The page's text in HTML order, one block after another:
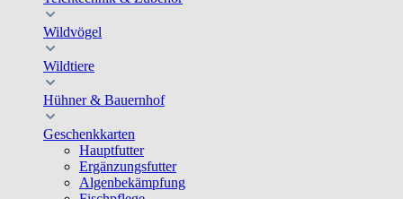
Wildvögel
Wildtiere
Hühner & Bauernhof
Geschenkkarten
Hauptfutter
Ergänzungsfutter
Algenbekämpfung